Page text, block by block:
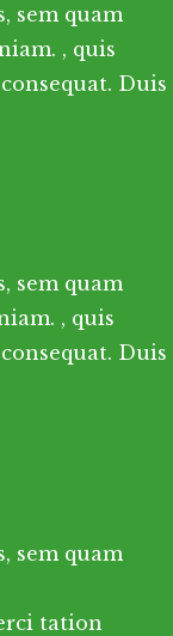
sem quam
, quis
Duis
sem quam
, quis
Duis
sem quam
tation